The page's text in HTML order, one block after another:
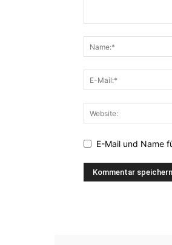
E-Mail und Name